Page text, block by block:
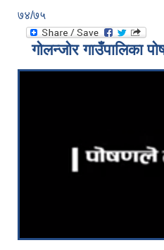
७४/७५
गोलन्जोर गाउँपालिका